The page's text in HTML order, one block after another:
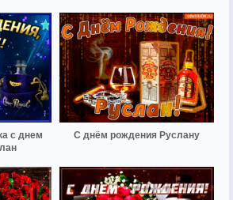
с днем
С днём рождения Руслану